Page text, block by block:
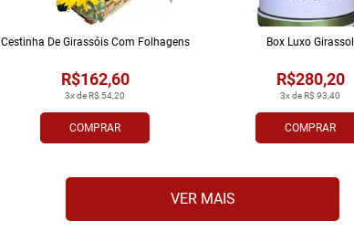
COMPRAR
3x de R$ 54,20
R$162,60
Cestinha De Girassóis Com Folhagens
COMPRAR
3x de R$ 93,40
R$280,20
Box Luxo Girassol
VER MAIS